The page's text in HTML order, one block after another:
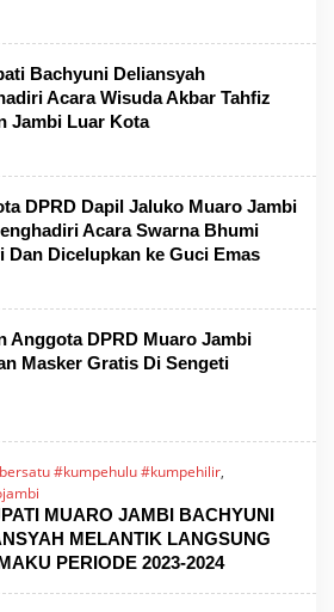
Bachyuni Deliansyah
Acara Wisuda Akbar Tahfiz
Jambi Luar Kota
DPRD Dapil Jaluko Muaro Jambi
Acara Swarna Bhumi
Dan Dicelupkan ke Guci Emas
Anggota DPRD Muaro Jambi
Masker Gratis Di Sengeti
#kumpehulu #kumpehilir,
MUARO JAMBI BACHYUNI
MELANTIK LANGSUNG
PERIODE 2023-2024